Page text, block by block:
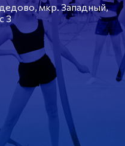
мкр. Западный,
3